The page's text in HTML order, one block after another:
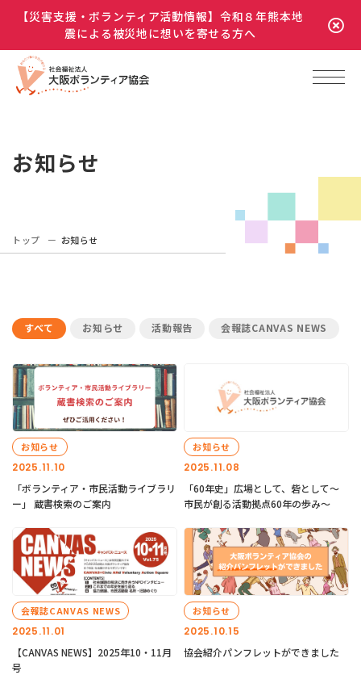
【災害支援・ボランティア活動情報】令和８年熊本地
震による被災地に想いを寄せる方へ
お知らせ
トップ お知らせ
すべて お知らせ 活動報告 会報誌CANVAS NEWS
2025.11.10
お知らせ
「ボランティア・市民活動ライブラリ
ー」 蔵書検索のご案内
2025.11.08
お知らせ
「60年史」広場として、砦として～
市民が創る活動拠点60年の歩み～
2025.11.01
会報誌CANVAS NEWS
【CANVAS NEWS】2025年10・11月
号
2025.10.15
お知らせ
協会紹介パンフレットができました